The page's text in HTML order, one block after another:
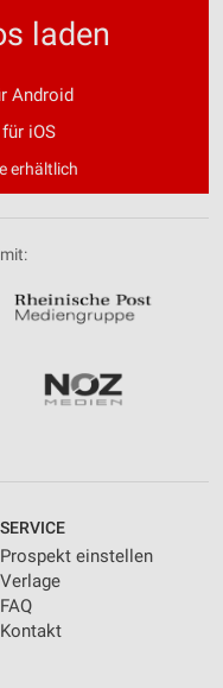
laden
Android
iOS
erhältlich
SERVICE
Prospekt einstellen
Verlage
FAQ
Kontakt